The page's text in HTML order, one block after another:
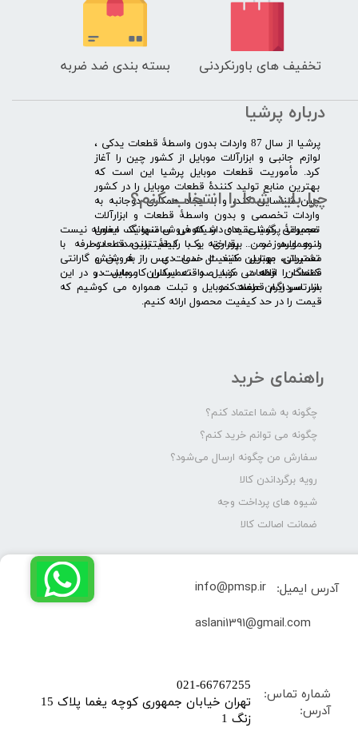
تخفیف های باورنکردنی بسته بندی ضد ضربه
درباره پرشیا
​پرشیا از سال 87 واردات بدون واسطۀ قطعات یدکی ،
لوازم جانبی و ابزارآلات موبایل از کشور چین را آغاز
کرد. مأموریت قطعات موبایل پرشیا این است که
بهترین منابع تولید کنندۀ قطعات موبایل را در کشور
چین شناسایی کند، و با ایجاد همکاری دوجانبه به
واردات تخصصی و بدون واسطۀ قطعات و ابزارآلات
تعمیراتی گوشی های شیائومی سامسونگ ایفون
لنوو ایسوز و .... پرداخته و با کیفیت­ترین قطعات
تعمیراتی موبایل مانند ال سی دی را به پخش
کنندگان قطعات موبایل و تعمیرکاران موبایل در
سرتاسر ایران عرضه کند.
راهنمای خرید
چگونه به شما اعتماد کنم؟
چگونه می توانم خرید کنم؟
سفارش من چگونه ارسال می‌شود؟
رویه برگرداندن کالا
شیوه های پرداخت وجه
ضمانت اصالت کالا
چرا باید شما را انتخاب کنم؟
​​ ​مجموعۀ پرشیا عقیده دارد که فروش تنها یک معامله نیست
و همواره ضمن برقراری یک رابطۀ بلندمدت دوطرفه با
مشتریان، بهترین کیفیت خدمات پس از فروش و گارانتی
قطعات را ارائه می­ کند. صداقت اساس کار ماست و در این
بازار سردرگم قطعات موبایل و تبلت همواره می کوشیم که
قیمت را در حد کیفیت محصول ارائه کنیم.
شماره تماس:
آدرس:
​021-66767255
تهران خیابان جمهوری کوچه یغما پلاک 15
زنگ 1
آدرس ایمیل:
info@pmsp.ir
​aslani1391@gmail.com